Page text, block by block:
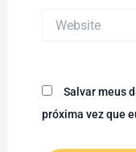
Salvar meus
próxima vez que